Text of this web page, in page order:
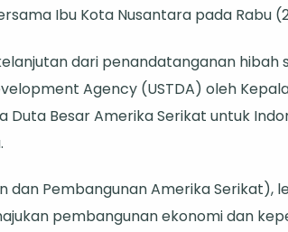
Pusat
IKN
dengan
Dukungan
Ibu Kota Nusantara pada Rabu
dari penandatanganan hibah
Agency (USTDA) oleh
Duta Besar Amerika Serikat untuk
dan Pembangunan Amerika
pembangunan ekonomi dan